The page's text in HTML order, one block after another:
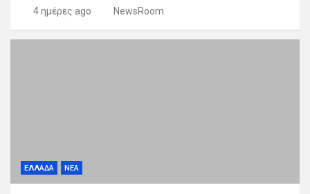
4 ημέρες ago NewsRoom
ΕΛΛΑΔΑ ΝΕΑ